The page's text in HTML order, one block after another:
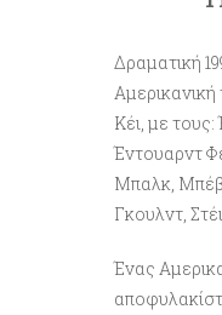
Δραματική
Αμερικανική
Κέι, με
Έντουαρντ
Μπαλκ,
Γκουλντ,
Ένας